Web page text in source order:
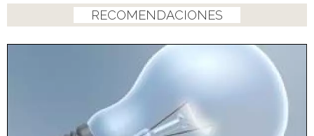
RECOMENDACIONES